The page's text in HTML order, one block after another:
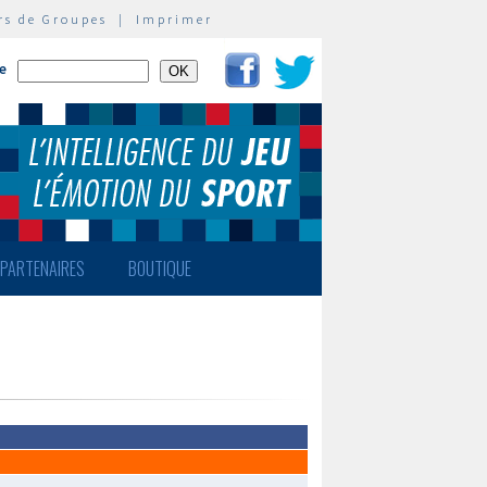
de Groupes | Imprimer
PARTENAIRES BOUTIQUE